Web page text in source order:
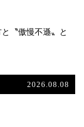
〝傲慢不遜〟と
2026.08.08